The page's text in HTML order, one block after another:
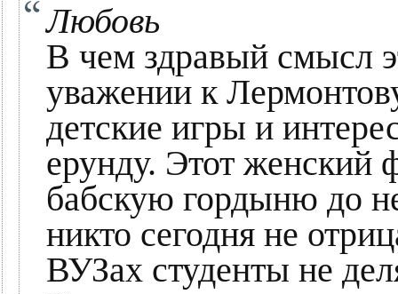
Любовь
В чем здравый смысл
уважении к
детские игры и
ерунду. Этот женский
бабскую гордыню до
никто сегодня не
ВУЗах студенты не